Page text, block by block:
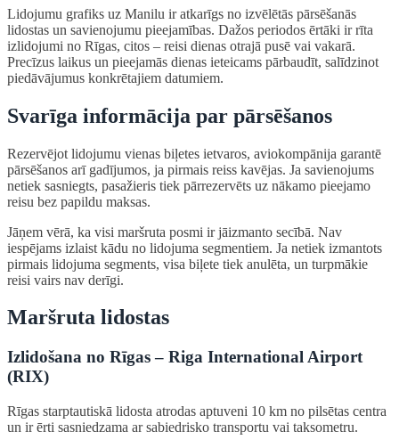
Lidojumu grafiks uz Manilu ir atkarīgs no izvēlētās pārsēšanās
lidostas un savienojumu pieejamības. Dažos periodos ērtāki ir rīta
izlidojumi no Rīgas, citos – reisi dienas otrajā pusē vai vakarā.
Precīzus laikus un pieejamās dienas ieteicams pārbaudīt, salīdzinot
piedāvājumus konkrētajiem datumiem.
Svarīga informācija par pārsēšanos
Rezervējot lidojumu vienas biļetes ietvaros, aviokompānija garantē
pārsēšanos arī gadījumos, ja pirmais reiss kavējas. Ja savienojums
netiek sasniegts, pasažieris tiek pārrezervēts uz nākamo pieejamo
reisu bez papildu maksas.
Jāņem vērā, ka visi maršruta posmi ir jāizmanto secībā. Nav
iespējams izlaist kādu no lidojuma segmentiem. Ja netiek izmantots
pirmais lidojuma segments, visa biļete tiek anulēta, un turpmākie
reisi vairs nav derīgi.
Maršruta lidostas
Izlidošana no Rīgas – Riga International Airport
(RIX)
Rīgas starptautiskā lidosta atrodas aptuveni 10 km no pilsētas centra
un ir ērti sasniedzama ar sabiedrisko transportu vai taksometru.